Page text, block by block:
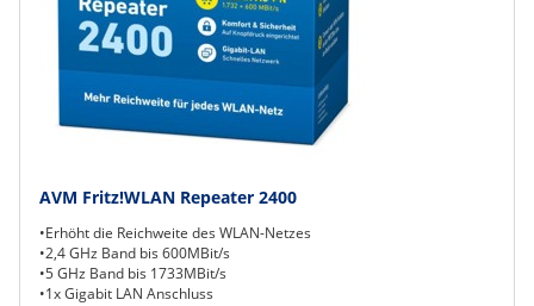
AVM Fritz!WLAN Repeater 2400
•Erhöht die Reichweite des WLAN-Netzes
•2,4 GHz Band bis 600MBit/s
•5 GHz Band bis 1733MBit/s
•1x Gigabit LAN Anschluss